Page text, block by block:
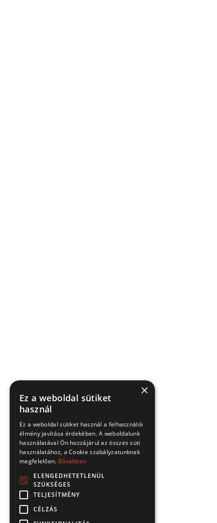
×
Ez a weboldal sütiket
használ
Ez a weboldal sütiket használ a felhasználói
élmény javítása érdekében. A weboldalunk
használatával Ön hozzájárul az összes süti
használatához, a Cookie szabályzatunknak
megfelelően. Bővebben
ELENGEDHETETLENÜL
SZÜKSÉGES
TELJESÍTMÉNY
CÉLZÁS